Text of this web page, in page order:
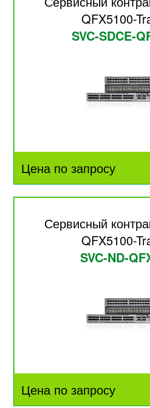
QFX5100-
SVC-SDCE-
Цена по запросу
Сервисный
QFX5100-
SVC-ND-
Цена по запросу